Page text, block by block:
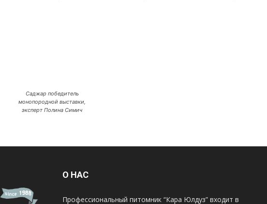
Саджар победитель
монопородной выставки,
эксперт Полина Симич
О НАС
Профессиональный питомник “Кара Юлдуз” входит в